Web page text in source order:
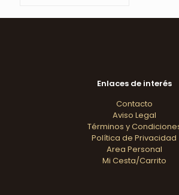
Enlaces de interés
Contacto
Aviso Legal
Términos y
Política de Privacidad
Area Personal
Mi Cesta/Carrito